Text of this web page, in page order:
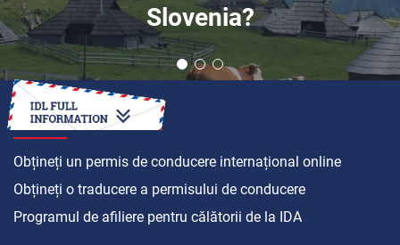
Slovenia?
CUM SĂ
Obțineți un permis de conducere internațional online
Obțineți o traducere a permisului de conducere
Programul de afiliere pentru călătorii de la IDA